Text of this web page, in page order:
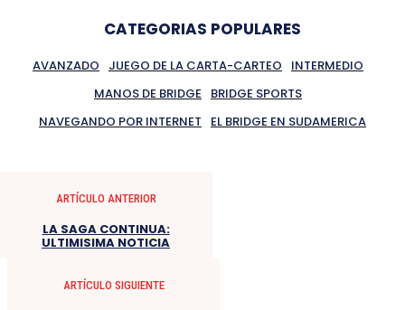
CATEGORIAS POPULARES
AVANZADO JUEGO DE LA CARTA-CARTEO
INTERMEDIO
MANOS DE BRIDGE
BRIDGE SPORTS
NAVEGANDO POR INTERNET
EL BRIDGE EN SUDAMERICA
ARTÍCULO ANTERIOR
LA SAGA CONTINUA:
ULTIMISIMA NOTICIA
ARTÍCULO SIGUIENTE